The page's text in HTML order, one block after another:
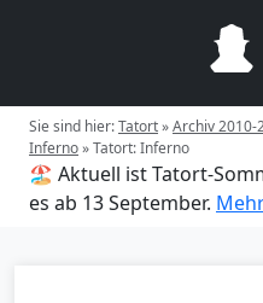
Sie sind hier:Tatort»Archiv 2010-
Inferno»Tatort: Inferno
🏖️ Aktuell ist Tatort-
es ab 13 September.